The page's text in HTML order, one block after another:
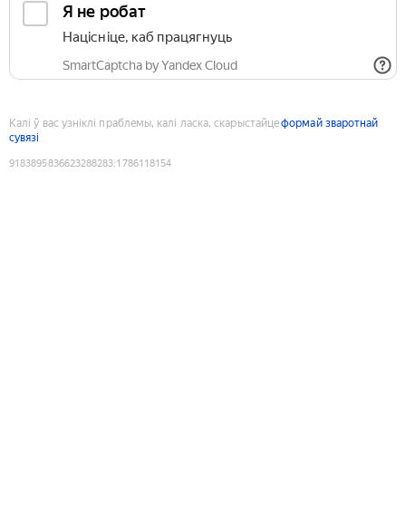
Я не робат
Націсніце, каб працягнуць
SmartCaptcha by Yandex Cloud
Калі ў вас узніклі праблемы, калі ласка, скарыстайцеформай зваротнай
сувязі
9183895836623288283:1786118154